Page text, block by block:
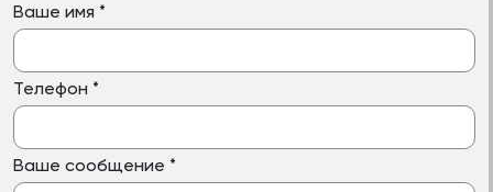
Ваше имя *
Телефон *
Ваше сообщение *